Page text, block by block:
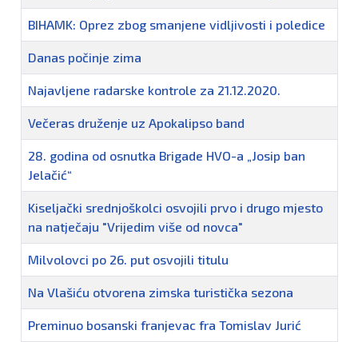
BIHAMK: Oprez zbog smanjene vidljivosti i poledice
Danas počinje zima
Najavljene radarske kontrole za 21.12.2020.
Večeras druženje uz Apokalipso band
28. godina od osnutka Brigade HVO-a „Josip ban
Jelačić“
Kiseljački srednjoškolci osvojili prvo i drugo mjesto
na natječaju "Vrijedim više od novca"
Milvolovci po 26. put osvojili titulu
Na Vlašiću otvorena zimska turistička sezona
Preminuo bosanski franjevac fra Tomislav Jurić